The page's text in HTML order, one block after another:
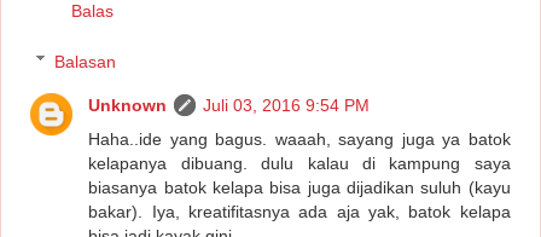
Balas
Balasan
Unknown
Juli 03, 2016 9:54 PM
Haha..ide yang bagus. waaah, sayang juga ya batok
kelapanya dibuang. dulu kalau di kampung saya
biasanya batok kelapa bisa juga dijadikan suluh (kayu
bakar). Iya, kreatifitasnya ada aja yak, batok kelapa